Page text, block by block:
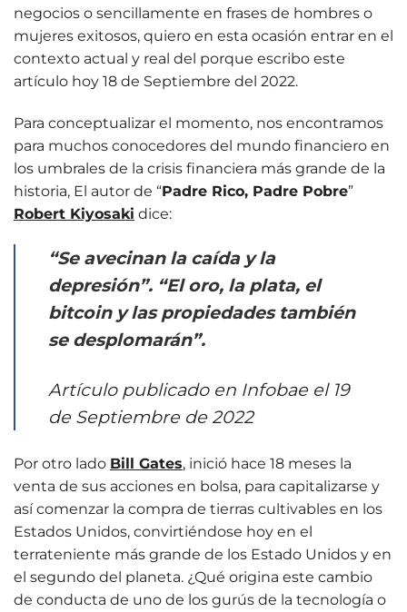
negocios o sencillamente en frases de hombres o
mujeres exitosos, quiero en esta ocasión entrar en el
contexto actual y real del porque escribo este
artículo hoy 18 de Septiembre del 2022.
Para conceptualizar el momento, nos encontramos
para muchos conocedores del mundo financiero en
los umbrales de la crisis financiera más grande de la
historia, El autor de “Padre Rico, Padre Pobre”
Robert Kiyosaki dice:
“Se avecinan la caída y la
depresión”. “El oro, la plata, el
bitcoin y las propiedades también
se desplomarán”.
Artículo publicado en Infobae el 19
de Septiembre de 2022
Por otro lado Bill Gates, inició hace 18 meses la
venta de sus acciones en bolsa, para capitalizarse y
así comenzar la compra de tierras cultivables en los
Estados Unidos, convirtiéndose hoy en el
terrateniente más grande de los Estado Unidos y en
el segundo del planeta. ¿Qué origina este cambio
de conducta de uno de los gurús de la tecnología o